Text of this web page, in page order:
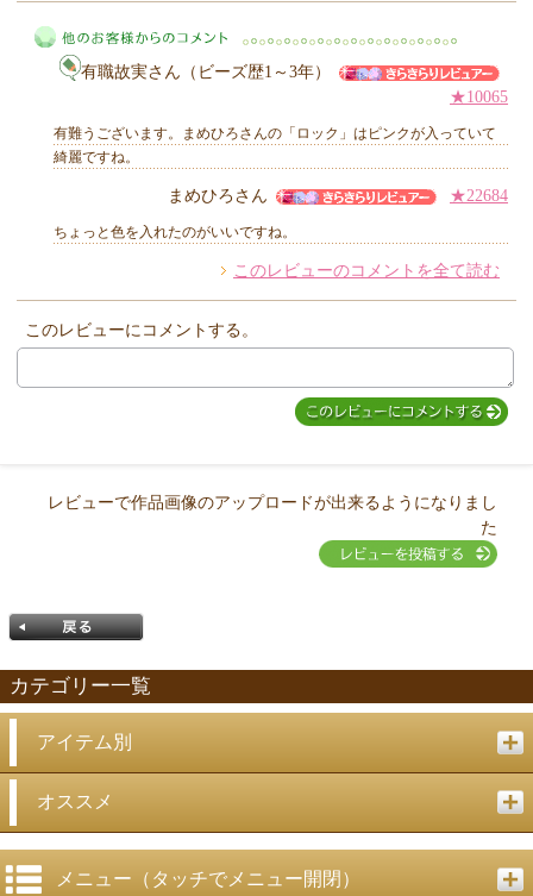
他のお客様からのコメント
有職故実さん（ビーズ歴1～3年）
★10065
有難うございます。まめひろさんの「ロック」はピンクが入っていて
綺麗ですね。
まめひろさん ★22684
ちょっと色を入れたのがいいですね。
このレビューのコメントを全て読む
このレビューにコメントする。
レビューで作品画像のアップロードが出来るようになりまし
た
カテゴリー一覧
アイテム別
オススメ
メニュー（タッチでメニュー開閉）